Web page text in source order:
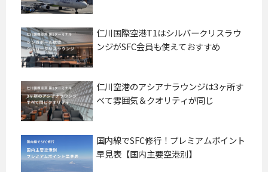
仁川国際空港T1はシルバークリスラウ
ンジがSFC会員も使えておすすめ
仁川空港のアシアナラウンジは3ヶ所す
べて雰囲気＆クオリティが同じ
国内線でSFC修行！プレミアムポイント
早見表【国内主要空港別】